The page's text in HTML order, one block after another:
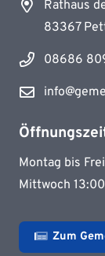
Rathaus
83367
08686
Montag bis
Mittwoch
Zum